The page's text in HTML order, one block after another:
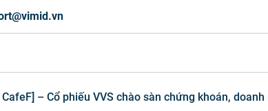
CafeF] – Cổ phiếu VVS chào sàn chứng khoán,